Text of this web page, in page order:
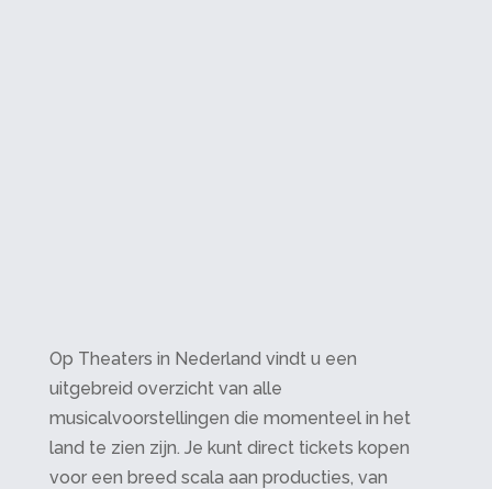
Op Theaters in Nederland vindt u een
uitgebreid overzicht van alle
musicalvoorstellingen die momenteel in het
land te zien zijn. Je kunt direct tickets kopen
voor een breed scala aan producties, van